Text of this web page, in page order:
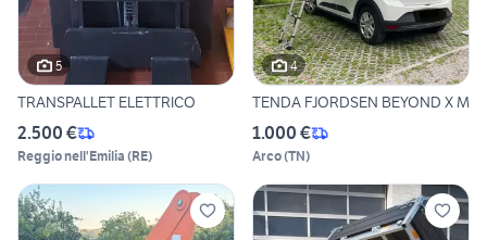
5
TRANSPALLET ELETTRICO
2.500 €
Reggio nell'Emilia (RE)
4
TENDA FJORDSEN BEYOND X M
1.000 €
Arco(TN)